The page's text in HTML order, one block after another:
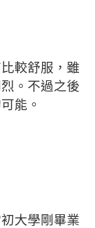
較舒服，雖
。不過之後
能。
大學剛畢業